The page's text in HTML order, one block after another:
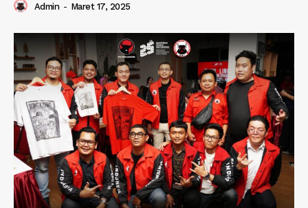
Admin - Maret 17, 2025